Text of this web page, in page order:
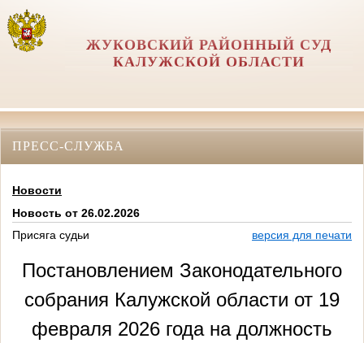
ЖУКОВСКИЙ РАЙОННЫЙ СУД
КАЛУЖСКОЙ ОБЛАСТИ
ПРЕСС-СЛУЖБА
Новости
Новость от 26.02.2026
Присяга судьи
версия для печати
Постановлением Законодательного
собрания Калужской области от 19
февраля 2026 года на должность